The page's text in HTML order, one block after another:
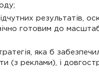
результатів,
готовим до
яка б
(з реклами), і